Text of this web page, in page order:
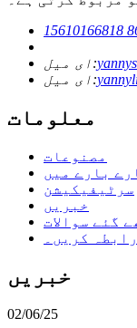
ای میل:
ای میل:
معلومات
مصنوعات
بارے میں
سرٹیفیکیشن
خبریں
گئے سوالات
کریں۔
خبریں
02/06/25